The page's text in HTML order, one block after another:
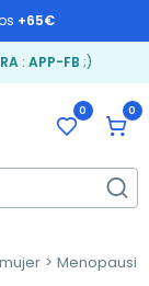
+65€
: APP-FB ;)
0 0
Menopausia